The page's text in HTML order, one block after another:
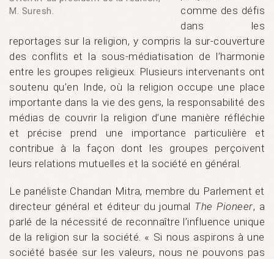
M. Suresh.
comme des défis
dans les
reportages sur la religion, y compris la sur-couverture
des conflits et la sous-médiatisation de l’harmonie
entre les groupes religieux. Plusieurs intervenants ont
soutenu qu’en Inde, où la religion occupe une place
importante dans la vie des gens, la responsabilité des
médias de couvrir la religion d’une manière réfléchie
et précise prend une importance particulière et
contribue à la façon dont les groupes perçoivent
leurs relations mutuelles et la société en général.
Le panéliste Chandan Mitra, membre du Parlement et
directeur général et éditeur du journal The Pioneer, a
parlé de la nécessité de reconnaître l’influence unique
de la religion sur la société. « Si nous aspirons à une
société basée sur les valeurs, nous ne pouvons pas